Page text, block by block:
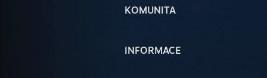
KOMUNITA
INFORMACE